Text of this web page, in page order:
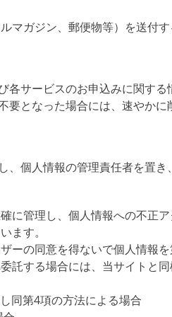
マガジン、郵便物等）を送付す
サービスのお申込みに関する
となった場合には、速やかに
、個人情報の管理責任者を置
に管理し、個人情報への不正
ます。
ーの同意を得ないで個人情報
託する場合には、当サイトと
同第4項の方法による場合